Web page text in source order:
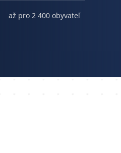
až pro 2 400 obyvateľ